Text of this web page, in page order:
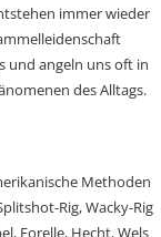
immer wieder
und angeln uns oft in
des Alltags.
Methoden
Rig, Wacky-Rig